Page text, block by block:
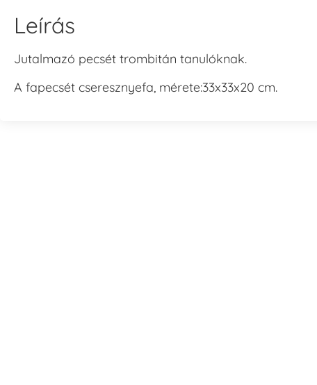
Leírás
Jutalmazó pecsét trombitán tanulóknak.
A fapecsét cseresznyefa, mérete:33x33x20 cm.